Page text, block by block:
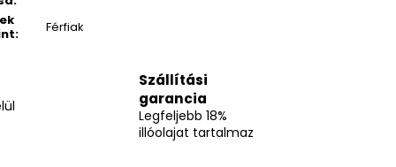
: Férfiak
Szállítási
garancia
Legfeljebb 18%
illóolajat tartalmaz